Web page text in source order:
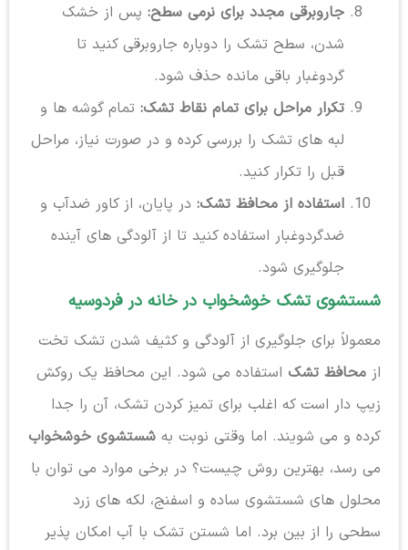
جاروبرقی مجدد برای نرمی سطح:پس از خشک
شدن، سطح تشک را دوباره جاروبرقی کنید تا
گردوغبار باقی مانده حذف شود.
تکرار مراحل برای تمام نقاط تشک:تمام گوشه ها و
لبه های تشک را بررسی کرده و در صورت نیاز، مراحل
قبل را تکرار کنید.
استفاده از محافظ تشک:در پایان، از کاور ضدآب و
ضدگردوغبار استفاده کنید تا از آلودگی های آینده
جلوگیری شود.
شستشوی تشک خوشخواب در خانه در فردوسیه
معمولاً برای جلوگیری از آلودگی و کثیف شدن تشک تخت
از محافظ تشکاستفاده می شود. این محافظ یک روکش
زیپ دار است که اغلب برای تمیز کردن تشک، آن را جدا
کرده و می شویند. اما وقتی نوبت به شستشوی خوشخواب
می رسد، بهترین روش چیست؟ در برخی موارد می توان با
محلول های شستشوی ساده و اسفنج، لکه های زرد
سطحی را از بین برد. اما شستن تشک با آب امکان پذیر